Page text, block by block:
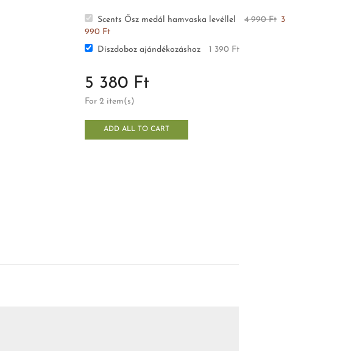
Scents Ősz medál hamvaska levéllel 4 990Ft 3
990 Ft
Díszdoboz ajándékozáshoz
1 390 Ft
5 380 Ft
For 2 item(s)
ADD ALL TO CART